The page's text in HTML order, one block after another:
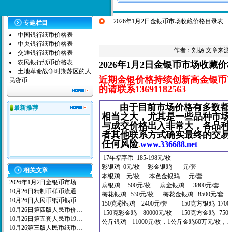
专题栏目
中国银行纸币价格表
中央银行纸币价格表
交通银行纸币价格表
农民银行纸币价格表
土地革命战争时期苏区的人
民货币
最新推荐
相关文章
2026年1月2日金银币市场…
10月26日精制币样币流通…
10月26日人民币纸币钱币…
10月26日第四版人民币价…
10月26日第五套人民币19…
10月26第三版人民币纸币…
2026年1月2日金银币市场收藏价格目录表
作者： 刘扬 文章来
2026年1月2日金银币市场收藏
近期金银价格持续创新高金银
的请联系13691182563
由于目前市场价格有多数都
相当之大，尤其是一些品种市
与成交价格出入非常大，各品
者其他联系方式确实最终的交
任何风险.www.336688.net
17年福字币 185-198元/枚
彩银鸡 0元/枚 彩金银鸡 元/套
本银鸡 元/枚 本色金银鸡 元/套
扇银鸡 500元/枚 扇金银鸡 3800元/套
梅花银鸡 530元/枚 梅花金银鸡 8500元/套
150克彩银鸡 2400元/套 150克方银鸡
150克彩金鸡 80000元/枚 150克方金鸡 75
公斤银鸡 11000元/枚，1公斤金鸡60万元/枚